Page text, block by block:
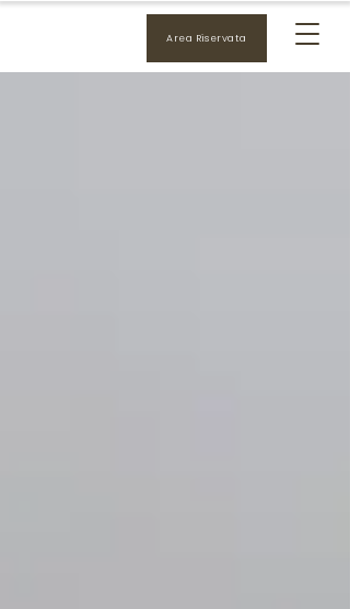
Area Riservata